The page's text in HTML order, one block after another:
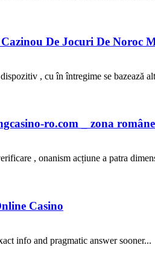
De Jocuri De Noroc
, cu în întregime se bazează
ro.com _ zona
, onanism acțiune a patra
Casino
info and pragmatic answer sooner...